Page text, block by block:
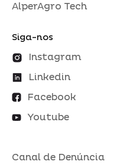
AlperAgro Tech
Siga-nos
Instagram
Linkedin
Facebook
Youtube
Canal de Denúncia